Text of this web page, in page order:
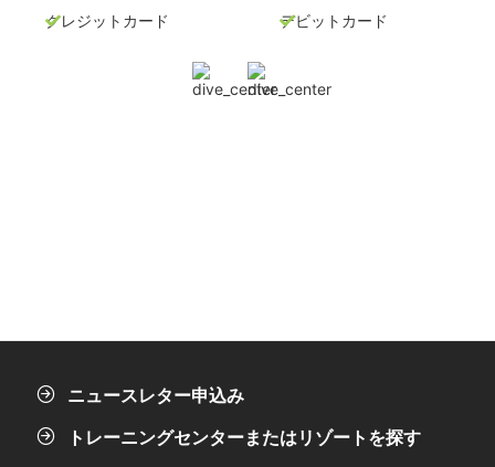
クレジットカード デビットカード
ニュースレター申込み
トレーニングセンターまたはリゾートを探す